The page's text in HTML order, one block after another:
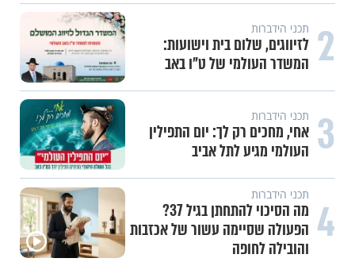
2 תכני הידברות
לזיווגים, שלום בית וישועות:
המשדר העולמי של ט"ו באב
3 תכני הידברות
אחי, מחכים רק לך: יום התפילין
העולמי מגיע לתל אביב
4 תכני הידברות
מה הסיכוי להתחתן בגיל 37?
הפעולה שסיימה עשור של אכזבות
והובילה לחופה